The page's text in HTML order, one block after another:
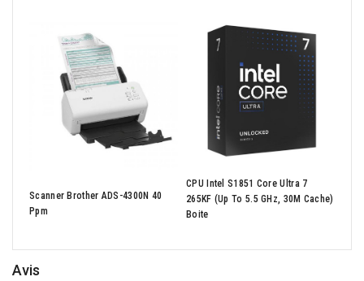
Scanner Brother ADS-4300N 40
Ppm
CPU Intel S1851 Core Ultra 7
265KF (up To 5.5 GHz, 30M Cache)
Boite
Avis